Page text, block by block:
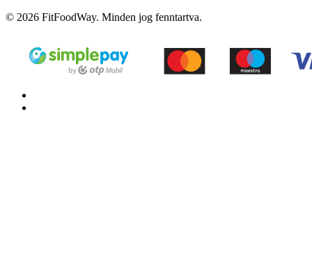
© 2026 FitFoodWay. Minden jog fenntartva.